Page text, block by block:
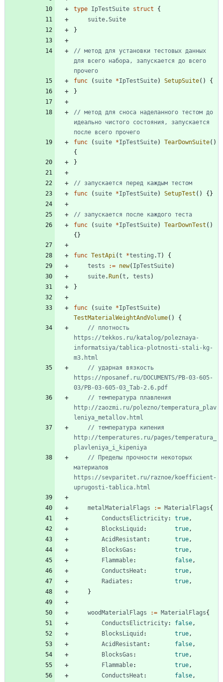
type IpTestSuite struct
{
suite.Suite
}
// метод для установки тестовых данных
для всего набора, запускается до всего
прочего
func
( suite *IpTestSuite) SetupSuite( )
{
}
// метод для сноса наделанного тестом до
идеально чистого состояния, запускается
после всего прочего
func
( suite *IpTestSuite) TearDownSuite( )
{
}
// запускается перед каждым тестом
func
( suite *IpTestSuite) SetupTest ( ) { }
// запускается после каждого теста
func
( suite *IpTestSuite) TearDownTest ( )
{ }
func TestApi(t *testing .T)
{
tests
:= new( IpTestSuite)
suite. Run(t , tests )
}
func ( suite *IpTestSuite)
TestMaterialWeightAndVolume( )
{
// плотность
https://tekkos.ru/katalog/poleznaya-
informatsiya/tablica-plotnosti-stali-kg-
m3.html
// ударная вязкость
https://nposanef.ru/DOCUMENTS/PB-03-605-
03/PB-03-605-03_Tab-2.6.pdf
// температура плавления
http://zaozmi.ru/polezno/temperatura_plav
leniya_metallov.html
// температура кипения
http://temperatures.ru/pages/temperatura_
plavleniya_i_kipeniya
// Пределы прочности некоторых
материалов
https://sevparitet.ru/raznoe/koefficient-
uprugosti-tablica.html
metalMaterialFlags := MaterialFlags{
ConductsElictricity: true,
BlocksLiquid : true,
AcidResistant : true,
BlocksGas : true,
Flammable: false,
ConductsHeat : true,
Radiates : true,
}
woodMaterialFlags := MaterialFlags{
ConductsElictricity: false,
BlocksLiquid : true,
AcidResistant : false,
BlocksGas : true,
Flammable: true,
ConductsHeat : false,